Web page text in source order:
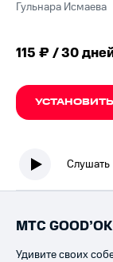
Гульнара Исмаева
115 ₽ / 30
УСТАНОВИТЬ
Слушать
МТС GOOD’OK
Удивите своих